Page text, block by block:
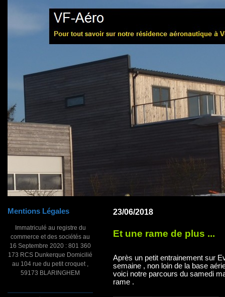
Mentions Légales
Immatriculé au registre du
commerce et des sociétés au
16 Septembre 2020 : 801 360
173 RCS Dunkerque Domicilié
au 104 rue du petit croquet ,
59173 BLARINGHEM
23/06/2018
Et une rame de plus ...
Après un petit entrainement sur
semaine , non loin de la base
voici notre parcours du samedi
rame .